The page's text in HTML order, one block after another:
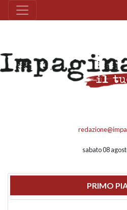
sabato 08
PRIMO